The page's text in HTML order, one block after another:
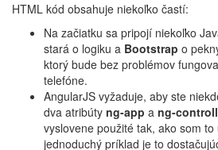
HTML kód obsahuje niekoľko častí:
Na začiatku sa pripojí niekoľko
stará o logiku a Bootstrap o
ktorý bude bez problémov
telefóne.
AngularJS vyžaduje, aby ste
dva atribúty ng-app a ng-
vyslovene použité tak, ako som
jednoduchý príklad je to